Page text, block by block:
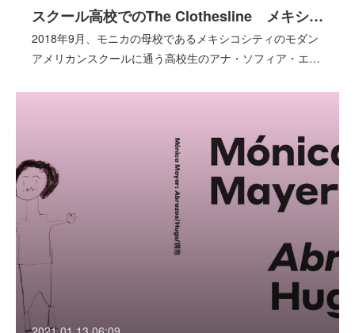
スクール高校でのThe Clothesline メキシ…
2018年9月、モニカの母校であるメキシコシティのモダン
アメリカンスクールに通う高校生のアナ・ソフィア・エ…